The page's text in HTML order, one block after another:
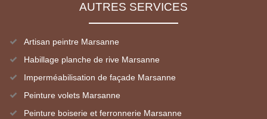
AUTRES SERVICES
Artisan peintre Marsanne
Habillage planche de rive Marsanne
Imperméabilisation de façade Marsanne
Peinture volets Marsanne
Peinture boiserie et ferronnerie Marsanne